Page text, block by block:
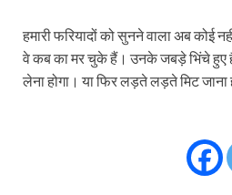
हमारी फरियादों को सुनने वाला अब कोई
वे कब का मर चुके हैं। उनके जबड़े भिंचे हुए
लेना होगा। या फिर लड़ते लड़ते मिट जाना